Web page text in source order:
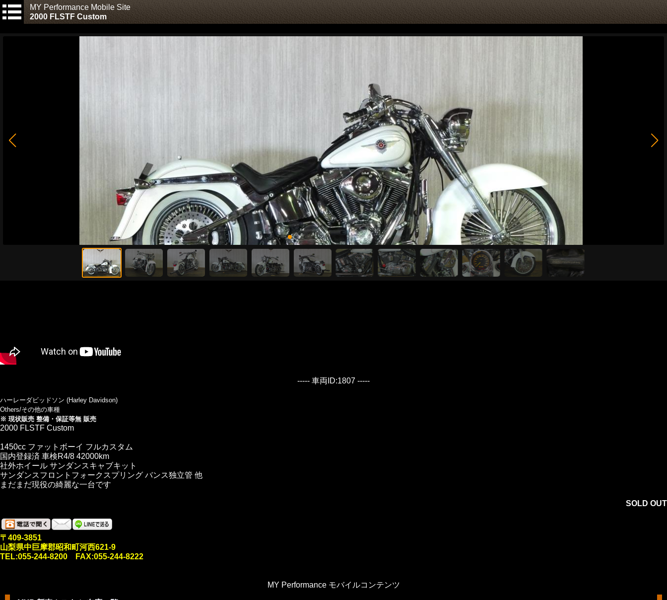
MY Performance Mobile Site
2000 FLSTF Custom
----- 車両ID:1807 -----
ハーレーダビッドソン (Harley Davidson)
Others/その他の車種
※ 現状販売 整備・保証等無 販売
2000 FLSTF Custom
1450cc ファットボーイ フルカスタム
国内登録済 車検R4/8 42000km
社外ホイール サンダンスキャブキット
サンダンスフロントフォークスプリング バンス独立管 他
まだまだ現役の綺麗な一台です
SOLD OUT
〒409-3851
山梨県中巨摩郡昭和町河西621-9
TEL:055-244-8200 FAX:055-244-8222
MY Performance モバイルコンテンツ